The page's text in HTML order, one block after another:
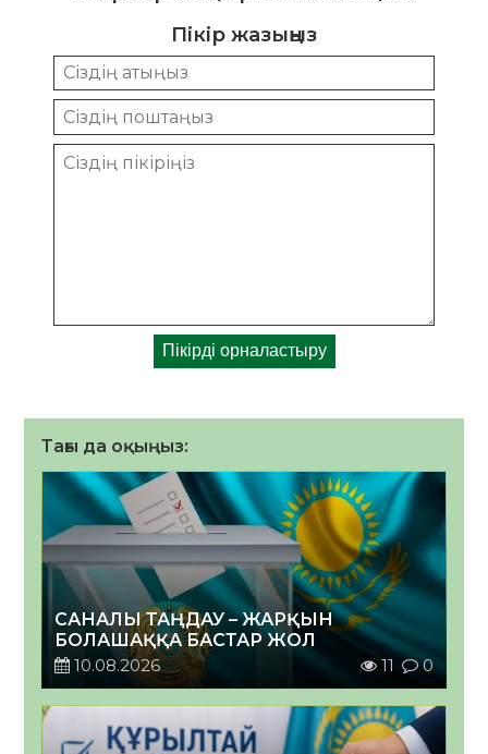
Пікір жазыңыз
Тағы да оқыңыз:
САНАЛЫ ТАҢДАУ – ЖАРҚЫН
БОЛАШАҚҚА БАСТАР ЖОЛ
10.08.2026
11 0